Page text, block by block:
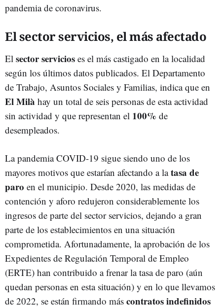
pandemia de coronavirus.
El sector servicios, el más afectado
El sector servicios es el más castigado en la localidad
según los últimos datos publicados. El Departamento
de Trabajo, Asuntos Sociales y Familias, indica que en
El Milà hay un total de seis personas de esta actividad
sin actividad y que representan el 100% de
desempleados.
La pandemia COVID-19 sigue siendo uno de los
mayores motivos que estarían afectando a latasa de
paro en el municipio. Desde 2020, las medidas de
contención y aforo redujeron considerablemente los
ingresos de parte del sector servicios, dejando a gran
parte de los establecimientos en una situación
comprometida. Afortunadamente, la aprobación de los
Expedientes de Regulación Temporal de Empleo
(ERTE) han contribuido a frenar la tasa de paro (aún
quedan personas en esta situación) y en lo que llevamos
de 2022, se están firmando más contratos indefinidos